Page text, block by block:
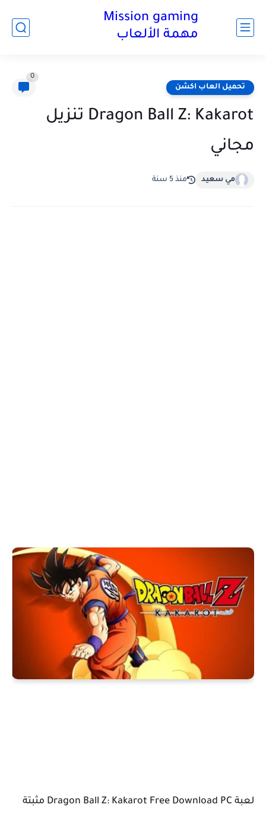
Mission gaming
مهمة الألعاب
تحميل العاب اكشن
0
Dragon Ball Z: Kakarot تنزيل
مجاني
مي سعيد منذ 5 سنة
لعبة Dragon Ball Z: Kakarot Free Download PC مثبتة